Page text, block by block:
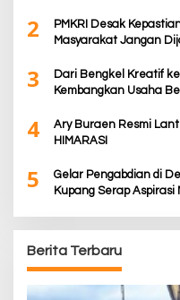
2
PMKRI Desak
Masyarakat Jangan
3
Dari Bengkel Kreatif
Kembangkan Usaha
4
Ary Buraen Resmi
HIMARASI
5
Gelar Pengabdian di
Kupang Serap
Berita Terbaru